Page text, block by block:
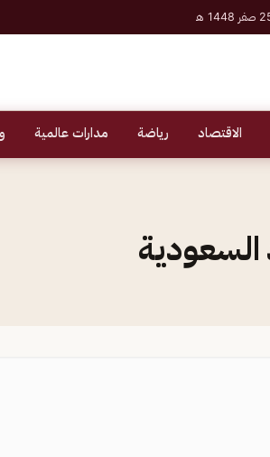
الاقتصاد رياضة مدارات عالمية
السعودية